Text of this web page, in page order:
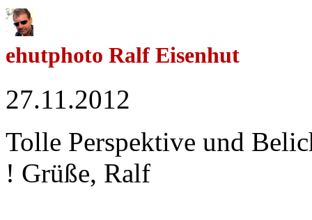
ehutphoto Ralf Eisenhut
27.11.2012
Tolle Perspektive und
! Grüße, Ralf